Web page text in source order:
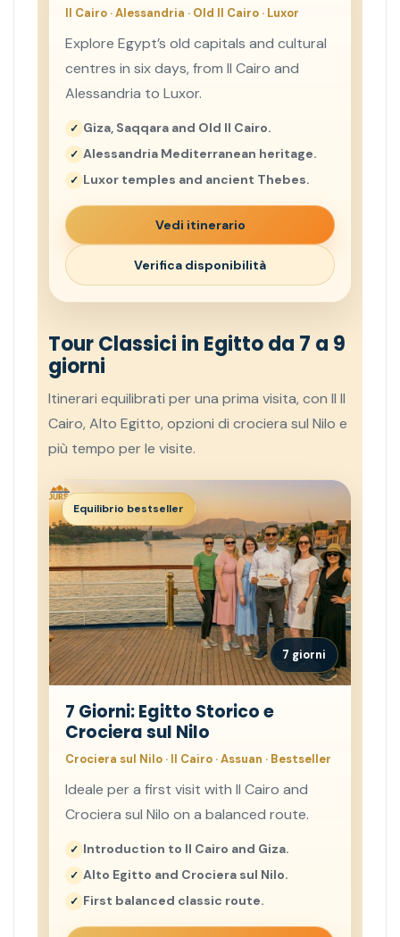
Il Cairo · Alessandria · Old Il Cairo · Luxor
Explore Egypt’s old capitals and cultural
centres in six days, from Il Cairo and
Alessandria to Luxor.
Giza, Saqqara and Old Il Cairo.
Alessandria Mediterranean heritage.
Luxor temples and ancient Thebes.
Vedi itinerario
Verifica disponibilità
Tour Classici in Egitto da 7 a 9
giorni
Itinerari equilibrati per una prima visita, con Il Il
Cairo, Alto Egitto, opzioni di crociera sul Nilo e
più tempo per le visite.
Equilibrio bestseller
7 giorni
7 Giorni: Egitto Storico e
Crociera sul Nilo
Crociera sul Nilo · Il Cairo · Assuan · Bestseller
Ideale per a first visit with Il Cairo and
Crociera sul Nilo on a balanced route.
Introduction to Il Cairo and Giza.
Alto Egitto and Crociera sul Nilo.
First balanced classic route.